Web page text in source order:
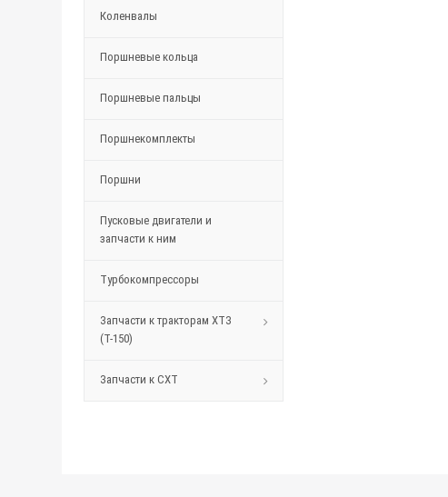
Коленвалы
Поршневые кольца
Поршневые пальцы
Поршнекомплекты
Поршни
Пусковые двигатели и
запчасти к ним
Турбокомпрессоры
Запчасти к тракторам ХТЗ
(Т-150)
Запчасти к СХТ